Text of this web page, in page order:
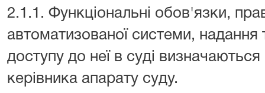
2.1.1. Функціональні обов'язки,
автоматизованої системи,
доступу до неї в суді визначаються
керівника апарату суду.